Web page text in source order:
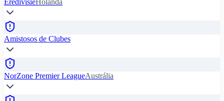
Amistosos de Clubes
NorZone Premier LeagueAustrália